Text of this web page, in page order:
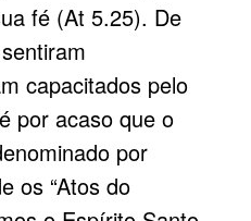
fé (At 5.25). De
capacitados pelo
por acaso que o
por
os “Atos do